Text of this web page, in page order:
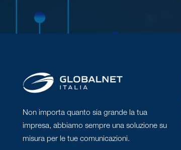
Non importa quanto sia grande la tua
impresa, abbiamo sempre una soluzione su
misura per le tue comunicazioni.